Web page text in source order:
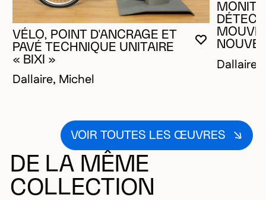
VOUS
FERMER
OUVRIR LA
VÉLO, POINT D'ANCRAGE ET
PAVÉ TECHNIQUE UNITAIRE
« BIXI »
Dallaire, Michel
Dallaire,
VOIR TOUTES LES ŒUVRES
DE LA MÊME
COLLECTION